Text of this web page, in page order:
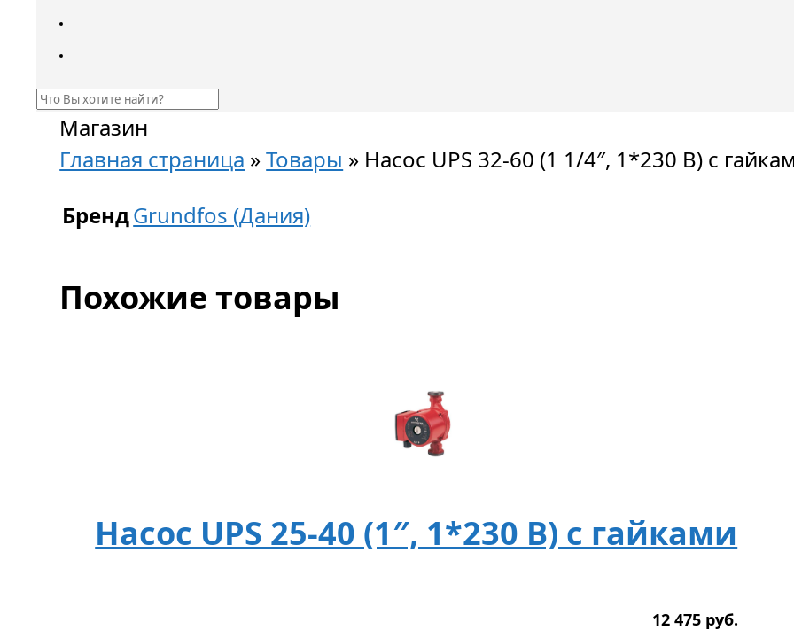
Магазин
Главная страница »Товары » Насос UPS 32-60 (1 1/4″, 1*230 B) с
БрендGrundfos (Дания)
Похожие товары
Насос UPS 25-40 (1″, 1*230 B) с гайками
12 475 руб.